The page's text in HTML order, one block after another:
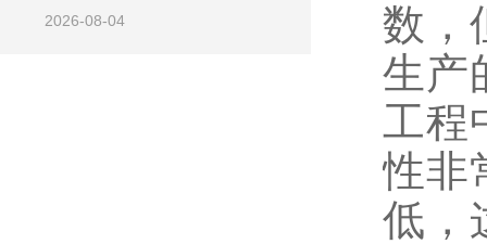
2026-08-04
数，
生产
工程
性非
低，